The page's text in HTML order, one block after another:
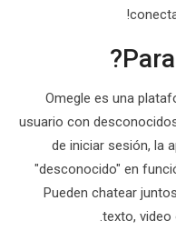
Omegle es una
usuario con
de iniciar sesión, la
"desconocido" en
Pueden chatear
texto, video